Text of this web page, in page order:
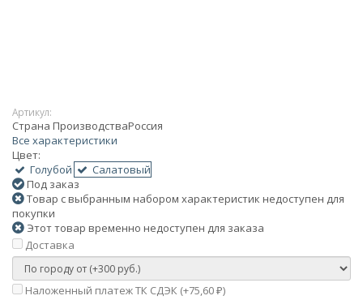
Артикул:
Страна ПроизводстваРоссия
Все характеристики
Цвет:
Голубой
Салатовый
Под заказ
Товар с выбранным набором характеристик недоступен для
покупки
Этот товар временно недоступен для заказа
Доставка
Наложенный платеж ТК СДЭК (+75,60 ₽)